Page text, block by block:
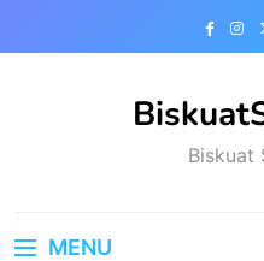
Biskuat
MENU